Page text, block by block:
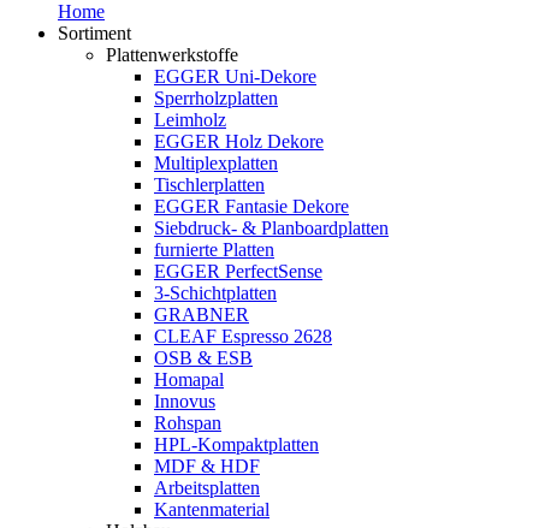
Home
Sortiment
Plattenwerkstoffe
EGGER Uni-Dekore
Sperrholzplatten
Leimholz
EGGER Holz Dekore
Multiplexplatten
Tischlerplatten
EGGER Fantasie Dekore
Siebdruck- & Planboardplatten
furnierte Platten
EGGER PerfectSense
3-Schichtplatten
GRABNER
CLEAF Espresso 2628
OSB & ESB
Homapal
Innovus
Rohspan
HPL-Kompaktplatten
MDF & HDF
Arbeitsplatten
Kantenmaterial